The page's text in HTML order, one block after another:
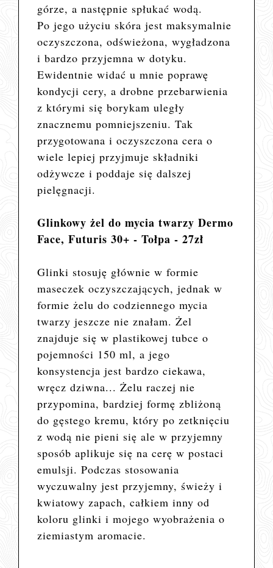
górze, a następnie spłukać wodą.
Po jego użyciu skóra jest maksymalnie
oczyszczona, odświeżona, wygładzona
i bardzo przyjemna w dotyku.
Ewidentnie widać u mnie poprawę
kondycji cery, a drobne przebarwienia
z którymi się borykam uległy
znacznemu pomniejszeniu. Tak
przygotowana i oczyszczona cera o
wiele lepiej przyjmuje składniki
odżywcze i poddaje się dalszej
pielęgnacji.
Glinkowy żel do mycia twarzy Dermo
Face, Futuris 30+ - Tołpa - 27zł
Glinki stosuję głównie w formie
maseczek oczyszczających, jednak w
formie żelu do codziennego mycia
twarzy jeszcze nie znałam. Żel
znajduje się w plastikowej tubce o
pojemności 150 ml, a jego
konsystencja jest bardzo ciekawa,
wręcz dziwna... Żelu raczej nie
przypomina, bardziej formę zbliżoną
do gęstego kremu, który po zetknięciu
z wodą nie pieni się ale w przyjemny
sposób aplikuje się na cerę w postaci
emulsji. Podczas stosowania
wyczuwalny jest przyjemny, świeży i
kwiatowy zapach, całkiem inny od
koloru glinki i mojego wyobrażenia o
ziemiastym aromacie.